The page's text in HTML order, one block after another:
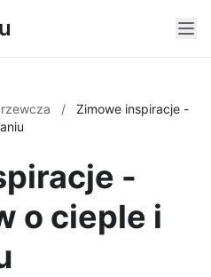
/
Zimowe inspiracje -
-
o cieple i